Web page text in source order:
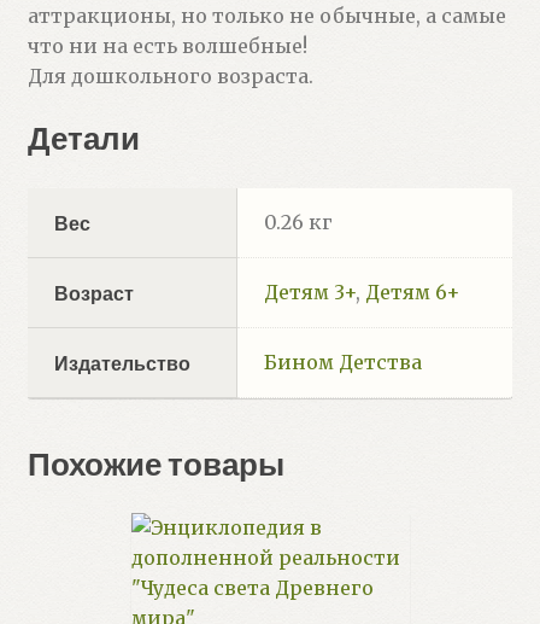
аттракционы, но только не обычные, а самые
что ни на есть волшебные!
Для дошкольного возраста.
Детали
Вес 0.26 кг
Возраст Детям 3+, Детям 6+
Издательство Бином Детства
Похожие товары